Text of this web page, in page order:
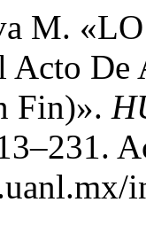
M.
De
Fin)».